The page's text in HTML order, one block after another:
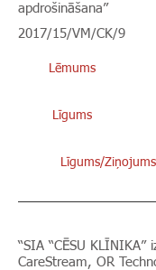
apdrošināšana”
2017/15/VM/CK/9
Lēmums
Līgums
Līgums/Ziņojums
“SIA “CĒSU KLĪNIKA”
CareStream, OR